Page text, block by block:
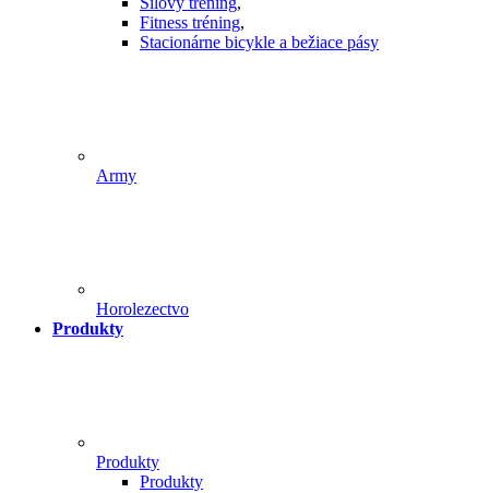
Fitness tréning,
Stacionárne bicykle a bežiace pásy
Army
Horolezectvo
Produkty
Produkty
Produkty